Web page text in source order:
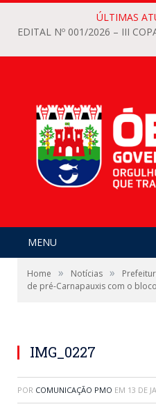
ÚLTIMAS
MENU
Home » Notícias »
de pré-Carnapauxis com o bloco
IMG_0227
POR COMUNICAÇÃO PMO EM 13 DE